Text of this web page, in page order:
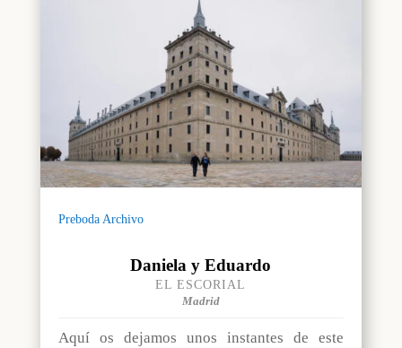
Preboda Archivo
Daniela y Eduardo
EL ESCORIAL
Madrid
Aquí os dejamos unos instantes de este